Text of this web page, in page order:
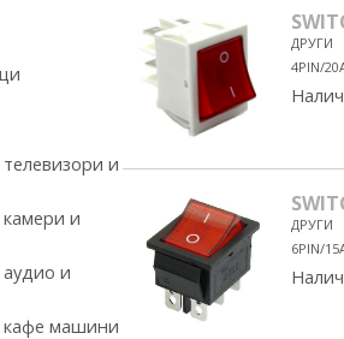
и
камери и
аудио и
кафе машини
ДРУГИ
4PIN/
ДРУГИ
6PIN/